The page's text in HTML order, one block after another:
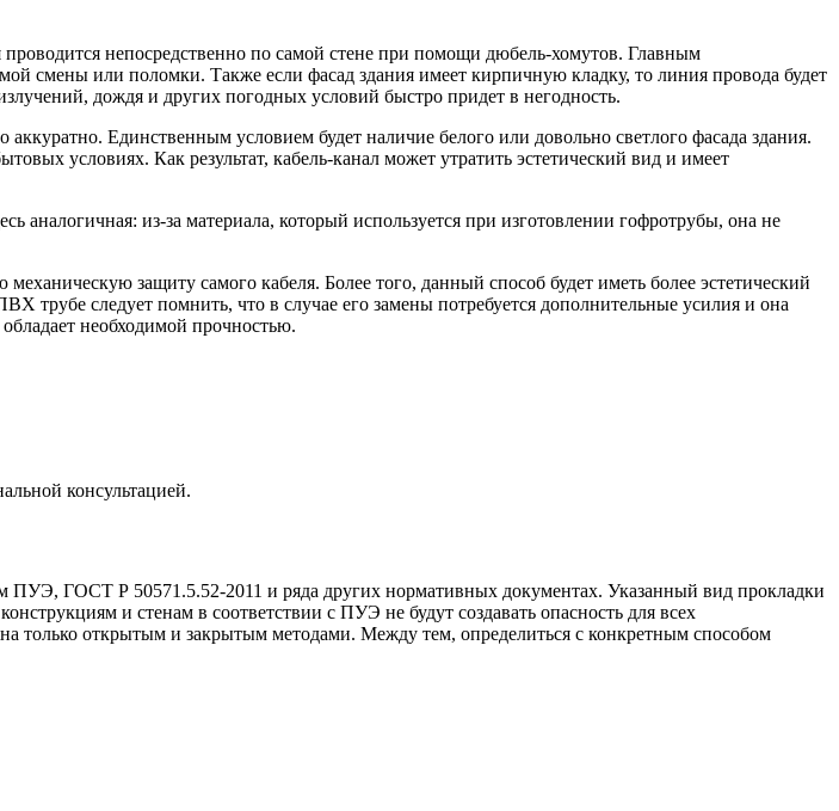
проводится непосредственно по самой стене при помощи дюбель-хомутов. Главным
смены или поломки. Также если фасад здания имеет кирпичную кладку, то линия провода будет
дождя и других погодных условий быстро придет в негодность.
Единственным условием будет наличие белого или довольно светлого фасада здания.
условиях. Как результат, кабель-канал может утратить эстетический вид и имеет
из-за материала, который используется при изготовлении гофротрубы, она не
защиту самого кабеля. Более того, данный способ будет иметь более эстетический
трубе следует помнить, что в случае его замены потребуется дополнительные усилия и она
необходимой прочностью.
консультацией.
ПУЭ, ГОСТ Р 50571.5.52-2011 и ряда других нормативных документах. Указанный вид прокладки
и стенам в соответствии с ПУЭ не будут создавать опасность для всех
только открытым и закрытым методами. Между тем, определиться с конкретным способом